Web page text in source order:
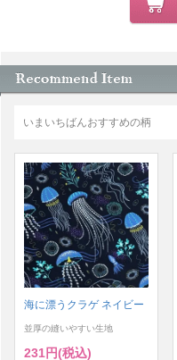
いまいちばんおすすめの柄
海に漂うクラゲ ネイビー
並厚の縫いやすい生地
231円(税込)